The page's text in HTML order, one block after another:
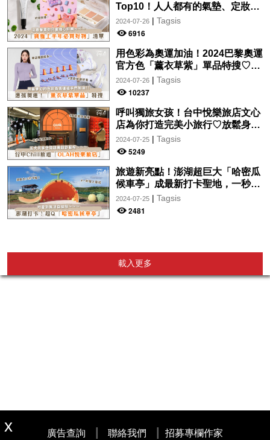
Top10！人人都有的氣墊、定妝噴
霧、保養品～幫你找到最值得入手
的好物♡
2024-07-26| Tagsis
6916
用色彩為奧運加油！2024巴黎奧運
官方色「薰衣草紫」單品特搜♡讓
你從頭到腳、隨時充滿奧運氛圍～
2024-07-26| Tagsis
10237
呼叫獨旅女孩！台中悅樂旅店文心
店為你打造完美小旅行♡放鬆身心
的絕美住宿！交通便利、設計時
尚，拍美照so easy～
2024-07-25| Tagsis
5249
旅遊新亮點！澎湖超巨大「哈密瓜
候車亭」成最新打卡聖地，一秒走
入童話故事中♡
2024-07-25| Tagsis
2481
載入更多
廣告查詢 聯絡我們 招募專欄作家